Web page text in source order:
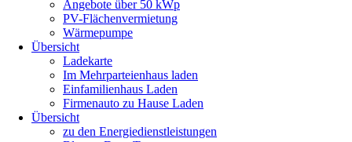
Angebote über 50 kWp
PV-Flächenvermietung
Wärmepumpe
Übersicht
Ladekarte
Im Mehrparteienhaus laden
Einfamilienhaus Laden
Firmenauto zu Hause Laden
Übersicht
zu den Energiedienstleistungen